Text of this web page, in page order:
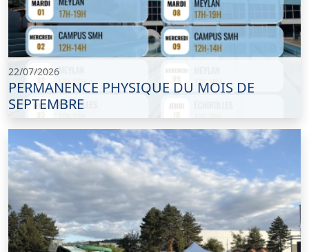
22/07/2026
PERMANENCE PHYSIQUE DU MOIS DE
SEPTEMBRE